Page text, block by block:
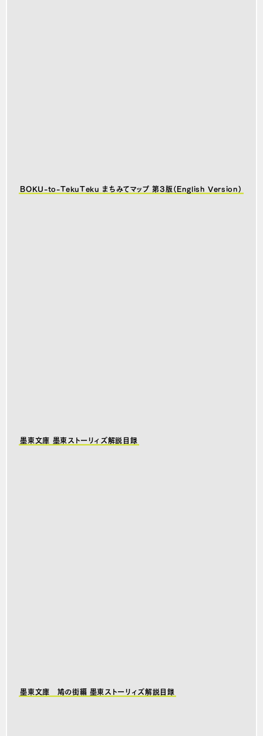
BOKU-to-TekuTeku まちみてマップ 第3版（English Version）
墨東文庫 墨東ストーリィズ解説目録
墨東文庫 鳩の街編 墨東ストーリィズ解説目録